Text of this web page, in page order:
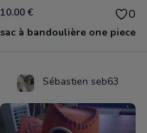
10.00 € 0
sac à bandoulière one piece
Sébastien seb63